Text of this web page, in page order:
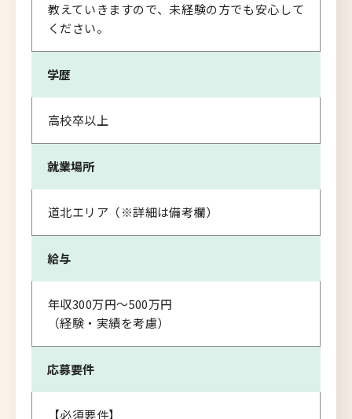
教えていきますので、未経験の方でも安心して
ください。
学歴
高校卒以上
就業場所
道北エリア（※詳細は備考欄）
給与
年収300万円～500万円
（経験・実績を考慮）
応募要件
【必須要件】